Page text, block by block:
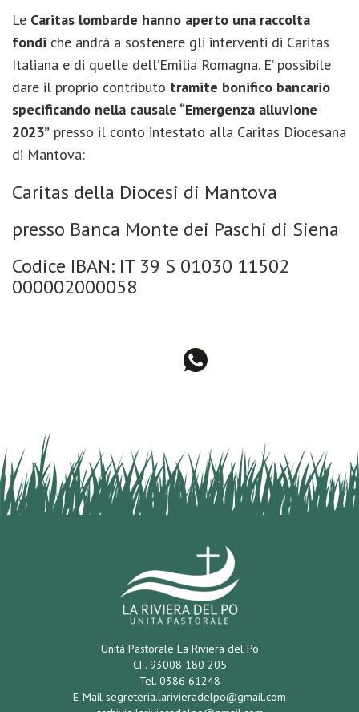
Le Caritas lombarde hanno aperto una raccolta
fondi che andrà a sostenere gli interventi di Caritas
Italiana e di quelle dell’Emilia Romagna. E’ possibile
dare il proprio contributo tramite bonifico bancario
specificando nella causale “Emergenza alluvione
2023” presso il conto intestato alla Caritas Diocesana
di Mantova:
Caritas della Diocesi di Mantova
presso Banca Monte dei Paschi di Siena
Codice IBAN: IT 39 S 01030 11502
000002000058
Unità Pastorale La Riviera del Po
CF. 93008 180 205
Tel. 0386 61248
E-Mail segreteria.larivieradelpo@gmail.com